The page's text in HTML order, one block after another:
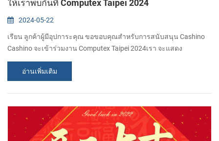
2024-05-22
เรียน ลูกค้าผู้มีอุปการะคุณ ขอขอบคุณสำหรับการสนับสนุน Cashino
Cashino จะเข้าร่วมงาน Computex Taipei 2024เรา จะแสดง
เครื่องพิมพ์เทอร์มอลใหม่และยอดนิยมให้คุณเห็นในงาน เราขอเชิญคุณ
เยี่ยมชมบูธของเราอย่างจริงใจ เพิ่ม:ศูนย์นิทรรศการหนานกัง ฮอลล์ 2
วันที่: 4 - 7 มิถุนายน 2024 บูธ: NO.R1008....
อ่านเพิ่มเติม